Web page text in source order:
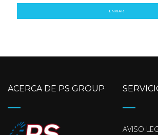
ENVIAR
ACERCA DE PS GROUP
AVISO